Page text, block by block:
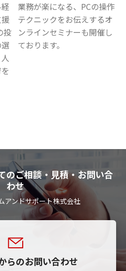
投
業務が楽になる、PCの操作
テクニックをお伝えするオ
ンラインセミナーも開催し
ております。
のご相談・見積・お問い合
わせ
アンドサポート株式会社
らのお問い合わせ